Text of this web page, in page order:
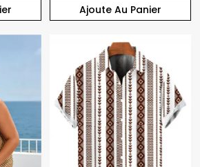
Ajoute Au Panier